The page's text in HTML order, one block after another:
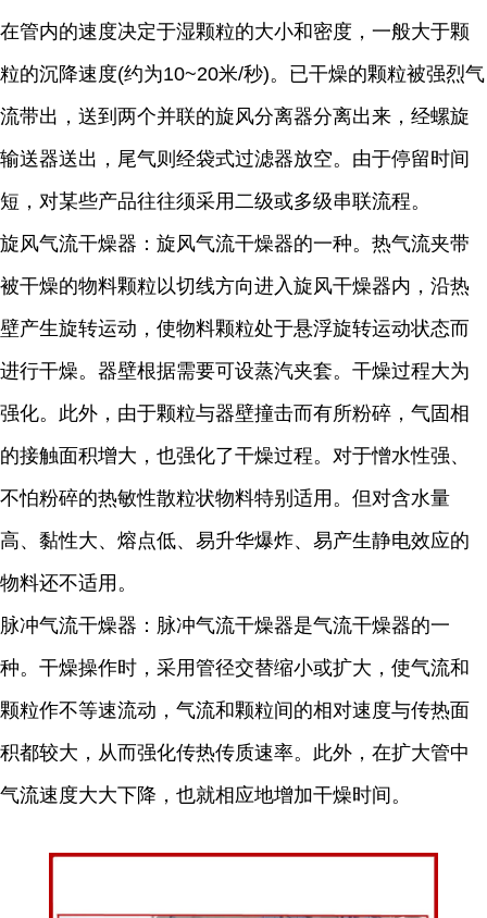
在管内的速度决定于湿颗粒的大小和密度，一般大于颗
粒的沉降速度(约为10~20米/秒)。已干燥的颗粒被强烈气
流带出，送到两个并联的旋风分离器分离出来，经螺旋
输送器送出，尾气则经袋式过滤器放空。由于停留时间
短，对某些产品往往须采用二级或多级串联流程。
旋风气流干燥器：旋风气流干燥器的一种。热气流夹带
被干燥的物料颗粒以切线方向进入旋风干燥器内，沿热
壁产生旋转运动，使物料颗粒处于悬浮旋转运动状态而
进行干燥。器壁根据需要可设蒸汽夹套。干燥过程大为
强化。此外，由于颗粒与器壁撞击而有所粉碎，气固相
的接触面积增大，也强化了干燥过程。对于憎水性强、
不怕粉碎的热敏性散粒状物料特别适用。但对含水量
高、黏性大、熔点低、易升华爆炸、易产生静电效应的
物料还不适用。
脉冲气流干燥器：脉冲气流干燥器是气流干燥器的一
种。干燥操作时，采用管径交替缩小或扩大，使气流和
颗粒作不等速流动，气流和颗粒间的相对速度与传热面
积都较大，从而强化传热传质速率。此外，在扩大管中
气流速度大大下降，也就相应地增加干燥时间。